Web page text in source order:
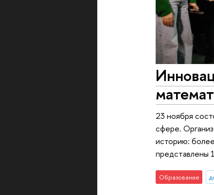
23 ноября
сфере.
историю:
представлены
Образование